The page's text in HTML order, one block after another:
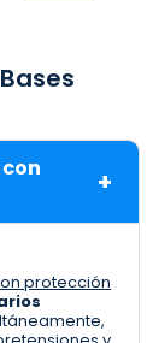
protección